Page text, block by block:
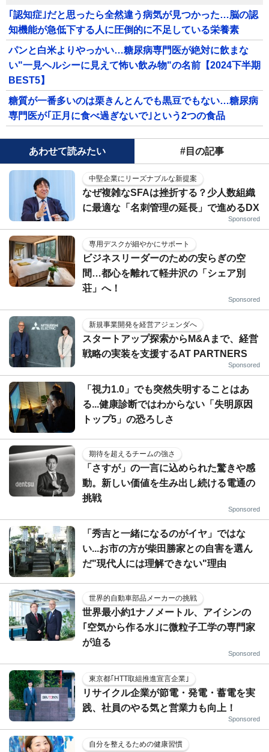
｢認知症｣だと思ったら全然違う病気が見つかった…脳の認
知機能が急低下する人に圧倒的に不足している栄養素
パンと白米よりやっかい…糖尿病専門医が絶対に飲まな
い"一見ヘルシーに見えて怖い飲み物"の名前【2024下半期
BEST5】
糖質が一番多いのは栗きんとんでも黒豆でもない…糖尿病
専門医が｢正月に食べ過ぎないで｣という2つの食品
あわせて読みたい #目の記事
中堅企業にリーズナブルな新提案
なぜ複雑なSFAは挫折する？少人数組織
に最適な「名刺管理の延長」で進めるDX
Sponsored
専用デスクが細やかにサポート
ビジネスリーダーのための安らぎの空
間…都心を離れて軽井沢の「シェア別
荘」へ！
Sponsored
新規事業開発を経営アジェンダへ
スタートアップ探索からM&Aまで、経営
戦略の実装を支援するAT PARTNERS
Sponsored
「視力1.0」でも突然失明することはあ
る...健康診断ではわからない「失明原因
トップ5」の恐ろしさ
期待を超えるチームの強さ
「さすが」の一言に込められた驚きや感
動。新しい価値を生み出し続ける電通の
挑戦
Sponsored
「秀吉と一緒になるのがイヤ」ではな
い...お市の方が柴田勝家との自害を選ん
だ"現代人には理解できない"理由
世界的自動車部品メーカーの挑戦
世界最小約1ナノメートル、アイシンの
｢空気から作る水｣に微粒子工学の専門家
が迫る
Sponsored
東京都｢HTT取組推進宣言企業｣
リサイクル企業が節電・発電・蓄電を実
践、社員のやる気と営業力も向上！
Sponsored
自分を整えるための健康習慣